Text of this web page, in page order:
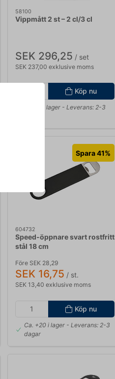
58100
Vippmått 2 st – 2 cl/3 cl
SEK 296,25 / set
SEK 237,00 exklusive moms
Köp nu
Ca. 15 i lager - Leverans: 2-3
Spara 41%
604732
Speed-öppnare svart rostfritt
stål 18 cm
Före SEK 28,29
SEK 16,75 / st.
SEK 13,40 exklusive moms
Köp nu
Ca. +20 i lager - Leverans: 2-3
dagar